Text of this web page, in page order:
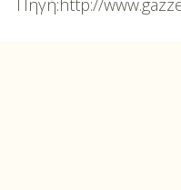
Πηγή:http://